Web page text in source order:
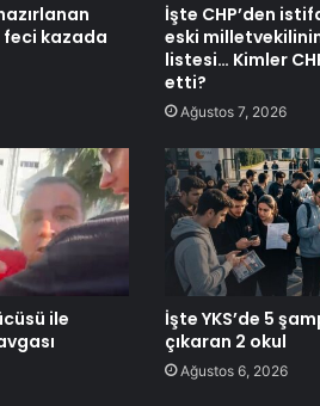
feci kazada
İşte CHP’den
eski
listesi… Kimler
etti?
Ağustos 7, 2026
ile
İşte YKS’de 5
çıkaran 2 okul
Ağustos 6, 2026